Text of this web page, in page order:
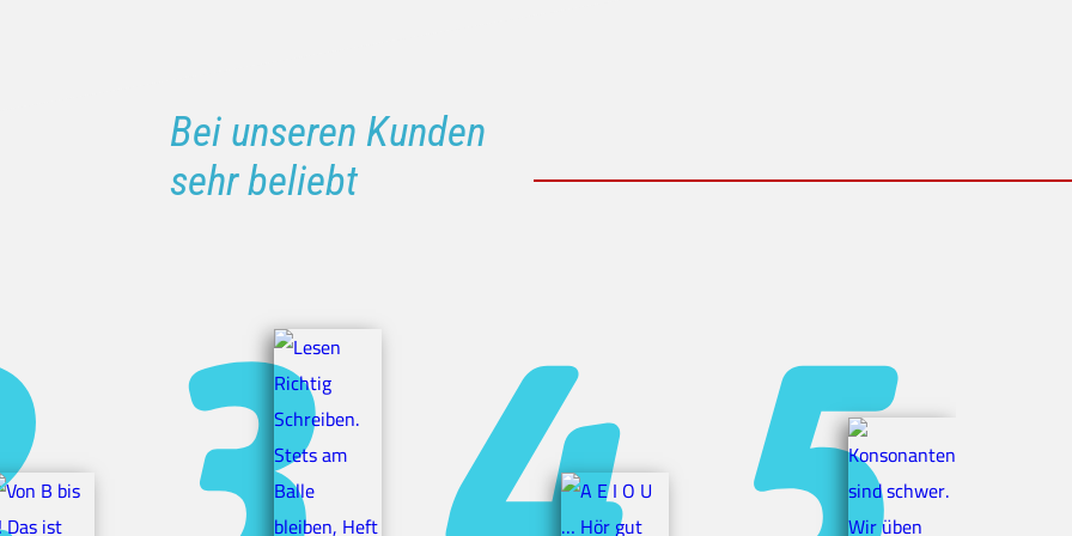
Bei unseren Kunden
sehr beliebt
bleiben, Heft 1
Wir üben sehr!
1